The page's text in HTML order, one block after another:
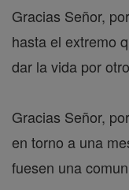
Gracias Señor,
hasta el extremo
dar la vida por
Gracias Señor,
en torno a una
fuesen una